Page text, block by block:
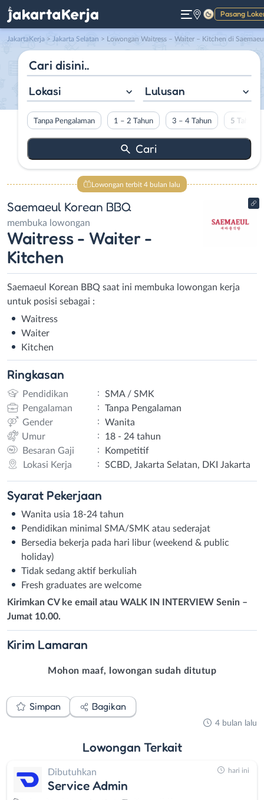
Pasang
Gelap
JakartaKerja > Jakarta Selatan > Lowongan Waitress – Waiter – Kitchen di Saemaeul Korean
Lokasi Lulusan
Tanpa Pengalaman 1 – 2 Tahun 3 – 4 Tahun 5 Tahun
Lowongan terbit 4 bulan lalu
Saemaeul Korean BBQ
membuka lowongan
Waitress - Waiter -
Kitchen
Saemaeul Korean BBQ saat ini membuka lowongan kerja
untuk posisi sebagai :
Waitress
Waiter
Kitchen
Ringkasan
Pendidikan :
SMA / SMK
Pengalaman
:
Tanpa Pengalaman
Gender
:
Wanita
Umur
:
18 - 24 tahun
Besaran Gaji
:
Kompetitif
Lokasi Kerja
: SCBD, Jakarta Selatan, DKI Jakarta
Syarat Pekerjaan
Wanita usia 18-24 tahun
Pendidikan minimal SMA/SMK atau sederajat
Bersedia bekerja pada hari libur (weekend & public
holiday)
Tidak sedang aktif berkuliah
Fresh graduates are welcome
Kirimkan CV ke email atau WALK IN INTERVIEW Senin –
Jumat 10.00.
Kirim Lamaran
Mohon maaf, lowongan sudah ditutup
Simpan Bagikan
4 bulan lalu
Lowongan Terkait
Dibutuhkan
Service Admin
hari ini